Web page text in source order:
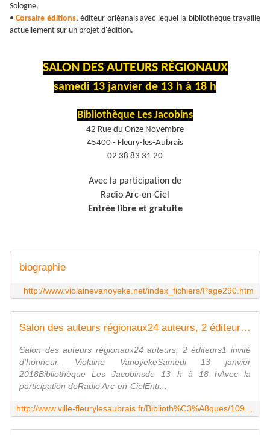
Sologne,
•Corsaire éditions, éditeur orléanais avec lequel la bibliothèque travaille
actuellement sur un projet d'édition.
SALON DES AUTEURS RÉGIONAUX
samedi 13 janvier de 13 h à 18 h
Bibliothèque Les Jacobins
42 Rue du Onze Novembre
45400 - Fleury-les-Aubrais
02 38 83 31 20
Avec la participation de
Radio Arc-en-Ciel
Entrée libre et gratuite
biographie
http://www.violainevanoyeke.net/index_fichiers/Page290.htm
Salon des auteurs régionaux24 auteurs, 2 éditeurs1 invité d'honneur, Violaine VanoyekeSamedi 13 janvier 2018Bibliothèque Les Jacobinsde 13 h à 18 hAvec la participation deRadio Arc-en-CielEntrée libre et gratuite
Salon des auteurs régionaux24 auteurs, 2 éditeurs1 invité
d'honneur, Violaine VanoyekeSamedi 13 janvier
2018Bibliothèque Les Jacobinsde 13 h à 18 hAvec la
participation deRadio Arc-en-CielEntr...